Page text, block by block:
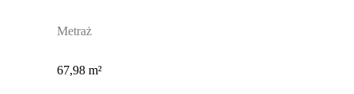
Metraż
67,98 m²